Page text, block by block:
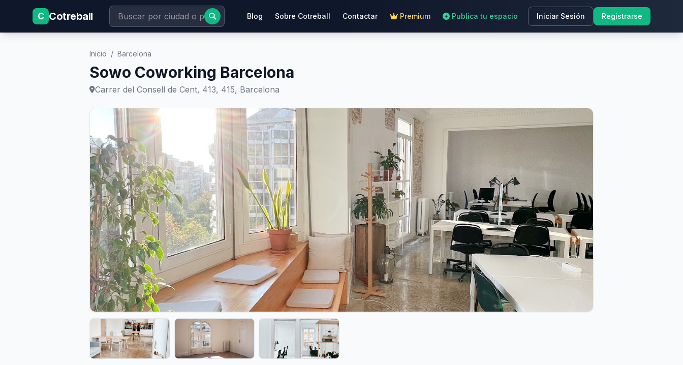
C Cotreball Blog Sobre Cotreball Contactar Premium Publica tu espacio Iniciar Sesión Registrarse
Inicio / Barcelona
Sowo Coworking Barcelona
Carrer del Consell de Cent, 413, 415, Barcelona